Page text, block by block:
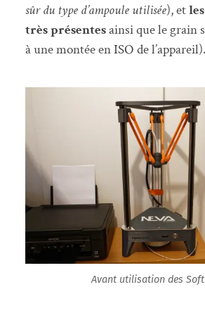
sûr du type d’ampoule utilisée), et
très présentesainsi que le grain
à une montée en ISO de l’appareil).
Avant utilisation des